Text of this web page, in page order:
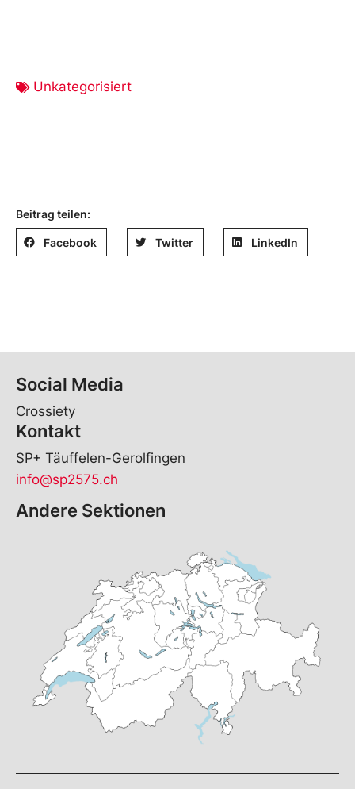
Unkategorisiert
Beitrag teilen:
Facebook Twitter LinkedIn
Social Media
Crossiety
Kontakt
SP+ Täuffelen-Gerolfingen
info@sp2575.ch
Andere Sektionen